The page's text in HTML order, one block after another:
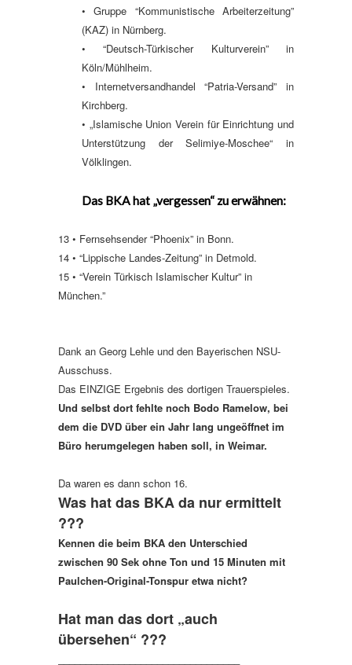
• Gruppe “Kommunistische Arbeiterzeitung”
(KAZ) in Nürnberg.
• “Deutsch-Türkischer Kulturverein” in
Köln/Mühlheim.
• Internetversandhandel “Patria-Versand” in
Kirchberg.
• „Islamische Union Verein für Einrichtung und
Unterstützung der Selimiye-Moschee“ in
Völklingen.
Das BKA hat „vergessen“ zu erwähnen:
13 • Fernsehsender “Phoenix” in Bonn.
14 • “Lippische Landes-Zeitung” in Detmold.
15 • “Verein Türkisch Islamischer Kultur” in
München.”
Dank an Georg Lehle und den Bayerischen NSU-
Ausschuss.
Das EINZIGE Ergebnis des dortigen Trauerspieles.
Und selbst dort fehlte noch Bodo Ramelow, bei
dem die DVD über ein Jahr lang ungeöffnet im
Büro herumgelegen haben soll, in Weimar.
Da waren es dann schon 16.
Was hat das BKA da nur ermittelt
???
Kennen die beim BKA den Unterschied
zwischen 90 Sek ohne Ton und 15 Minuten mit
Paulchen-Original-Tonspur etwa nicht?
Hat man das dort „auch
übersehen“ ???